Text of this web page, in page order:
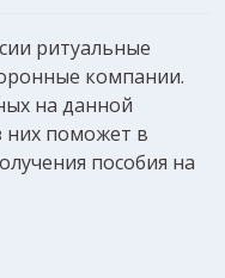
ритуальные
компании.
на данной
них поможет в
пособия на